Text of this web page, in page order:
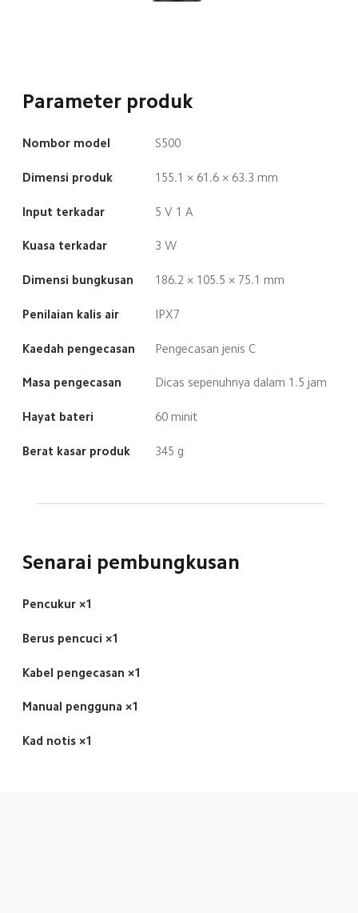
Parameter produk
Nombor model S500
Dimensi produk 155.1 × 61.6 × 63.3 mm
Input terkadar 5 V 1 A
Kuasa terkadar 3 W
Dimensi bungkusan 186.2 × 105.5 × 75.1 mm
Penilaian kalis air IPX7
Kaedah pengecasan Pengecasan jenis C
Masa pengecasan Dicas sepenuhnya dalam 1.5 jam
Hayat bateri 60 minit
Berat kasar produk 345 g
Senarai pembungkusan
Pencukur ×1
Berus pencuci ×1
Kabel pengecasan ×1
Manual pengguna ×1
Kad notis ×1